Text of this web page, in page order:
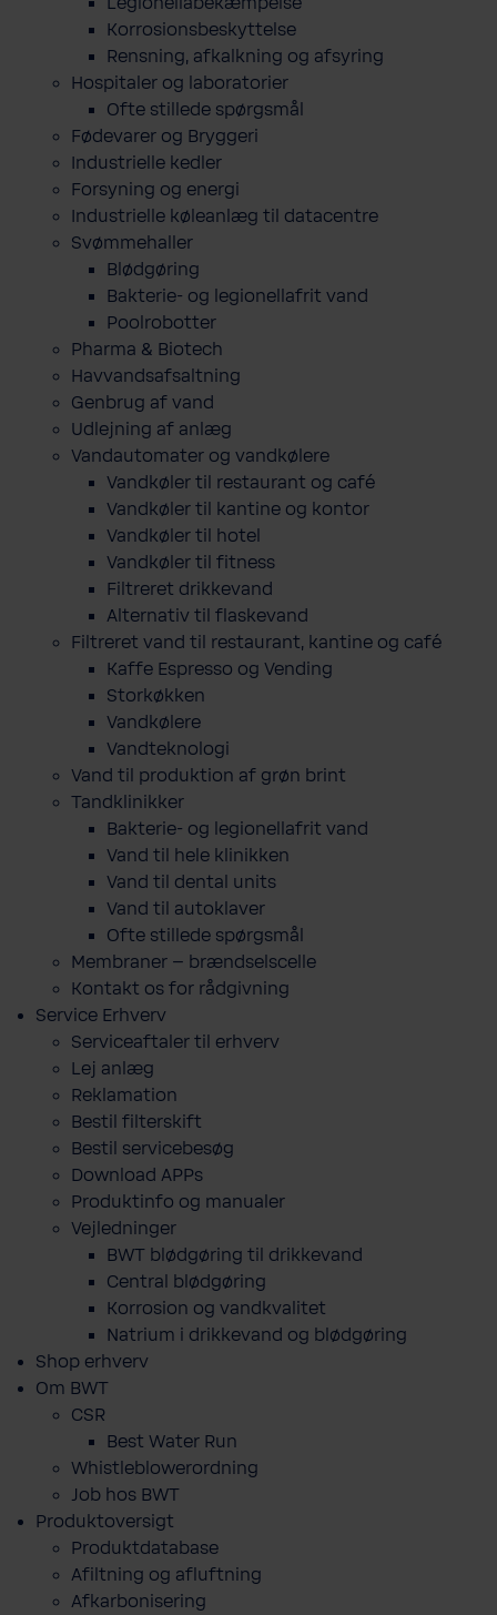
Korrosionsbeskyttelse
Rensning, afkalkning og afsyring
Hospitaler og laboratorier
Ofte stillede spørgsmål
Fødevarer og Bryggeri
Industrielle kedler
Forsyning og energi
Industrielle køleanlæg til datacentre
Svømmehaller
Blødgøring
Bakterie- og legionellafrit vand
Poolrobotter
Pharma & Biotech
Havvandsafsaltning
Genbrug af vand
Udlejning af anlæg
Vandautomater og vandkølere
Vandkøler til restaurant og café
Vandkøler til kantine og kontor
Vandkøler til hotel
Vandkøler til fitness
Filtreret drikkevand
Alternativ til flaskevand
Filtreret vand til restaurant, kantine og café
Kaffe Espresso og Vending
Storkøkken
Vandkølere
Vandteknologi
Vand til produktion af grøn brint
Tandklinikker
Bakterie-​ og legio­nel­lafrit vand
Vand til hele klinikken
Vand til dental units
Vand til autoklaver
Ofte stillede spørgsmål
Membraner – brændselscelle
Kontakt os for rådgivning
Service Erhverv
Serviceaftaler til erhverv
Lej anlæg
Reklamation
Bestil filterskift
Bestil servicebesøg
Download APPs
Produktinfo og manualer
Vejledninger
BWT blødgøring til drikkevand
Central blødgøring
Korro­sion og vand­kva­litet
Natrium i drikkevand og blødgøring
Shop erhverv
Om BWT
CSR
Best Water Run
Whistleblowerordning
Job hos BWT
Produktoversigt
Produktdatabase
​Afiltning og afluftning
Afkarbonisering